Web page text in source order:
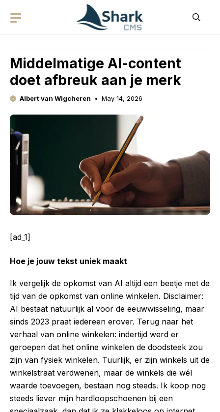
Middelmatige AI-content
doet afbreuk aan je merk
Albert van Wigcheren May 14, 2026
[ad_1]
Hoe je jouw tekst uniek maakt
Ik vergelijk de opkomst van AI altijd een beetje met de
tijd van de opkomst van online winkelen. Disclaimer:
AI bestaat natuurlijk al voor de eeuwwisseling, maar
sinds 2023 praat iedereen erover. Terug naar het
verhaal van online winkelen: indertijd werd er
geroepen dat het online winkelen de doodsteek zou
zijn van fysiek winkelen. Tuurlijk, er zijn winkels uit de
winkelstraat verdwenen, maar de winkels die wél
waarde toevoegen, bestaan nog steeds. Ik koop nog
steeds liever mijn hardloopschoenen bij een